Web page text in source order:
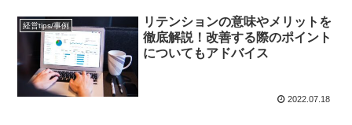
経営tips/事例
リテンションの意味やメリットを
徹底解説！改善する際のポイント
についてもアドバイス
2022.07.18